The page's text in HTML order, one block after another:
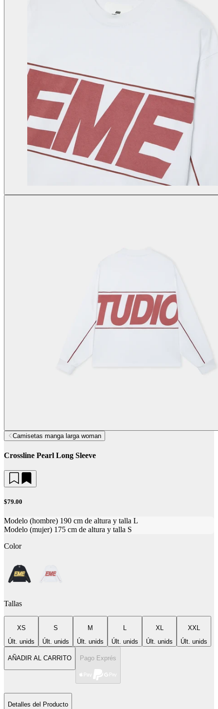
Camisetas manga larga woman
Crossline Pearl Long Sleeve
$79.00
Modelo (hombre) 190 cm de altura y talla L
Modelo (mujer) 175 cm de altura y talla S
Color
Tallas
XS
Últ. unids
S
Últ. unids
M
Últ. unids
L
Últ. unids
XL
Últ. unids
XXL
Últ. unids
AÑADIR AL CARRITO Pago Exprés
Detalles del Producto